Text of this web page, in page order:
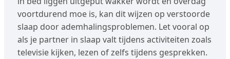
voortdurend moe is, kan dit wijzen op verstoorde
slaap door ademhalingsproblemen. Let vooral op
als je partner in slaap valt tijdens activiteiten zoals
televisie kijken, lezen of zelfs tijdens gesprekken.